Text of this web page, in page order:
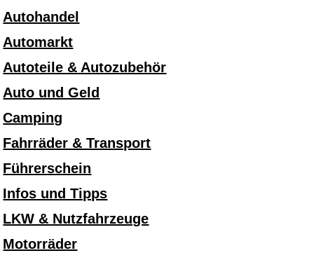
Autohandel
Automarkt
Autoteile & Autozubehör
Auto und Geld
Camping
Fahrräder & Transport
Führerschein
Infos und Tipps
LKW & Nutzfahrzeuge
Motorräder